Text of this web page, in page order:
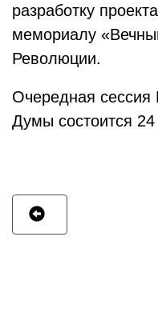
разработку
мемориалу
Революции.
Очередная сессия
Думы состоится